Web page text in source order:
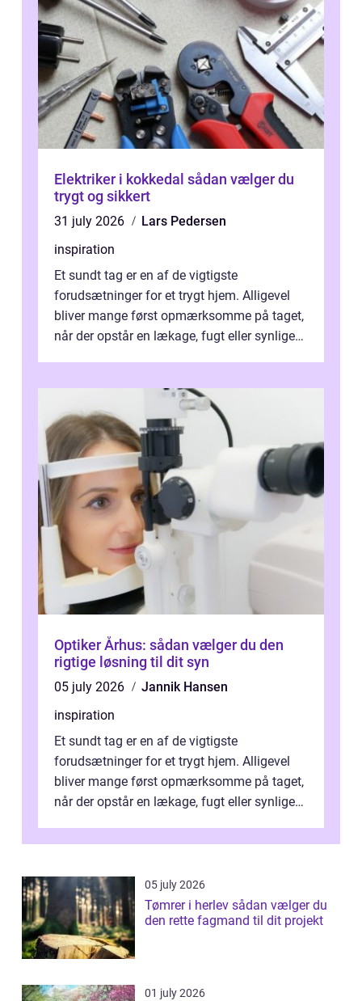
Elektriker i kokkedal sådan vælger du
trygt og sikkert
31 july 2026
Lars Pedersen
inspiration
Et sundt tag er en af de vigtigste
forudsætninger for et trygt hjem. Alligevel
bliver mange først opmærksomme på taget,
når der opstår en lækage, fugt eller synlige
Optiker Århus: sådan vælger du den
rigtige løsning til dit syn
05 july 2026
Jannik Hansen
inspiration
Et sundt tag er en af de vigtigste
forudsætninger for et trygt hjem. Alligevel
bliver mange først opmærksomme på taget,
når der opstår en lækage, fugt eller synlige
05 july 2026
Tømrer i herlev sådan vælger du
den rette fagmand til dit projekt
01 july 2026